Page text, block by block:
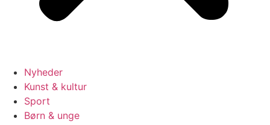
Nyheder
Kunst & kultur
Sport
Børn & unge